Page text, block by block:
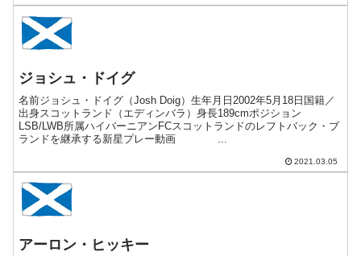
ジョシュ・ドイグ
名前ジョシュ・ドイグ（Josh Doig）生年月日2002年5月18日国籍／
出身スコットランド（エディンバラ）身長189cmポジション
LSB/LWB所属ハイバーニアンFCスコットランドのレフトバック・ブ
ランドを継承する新星プレー動画 ...
2021.03.05
アーロン・ヒッキー